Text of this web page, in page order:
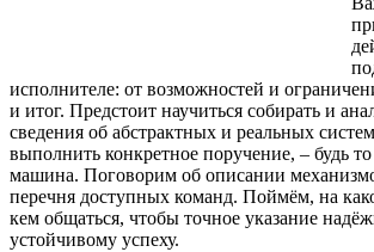
исполнителе: от возможностей и
и итог. Предстоит научиться собирать и
сведения об абстрактных и реальных
выполнить конкретное поручение, – будь
машина. Поговорим об описании
перечня доступных команд. Поймём, на
кем общаться, чтобы точное указание
устойчивому успеху.